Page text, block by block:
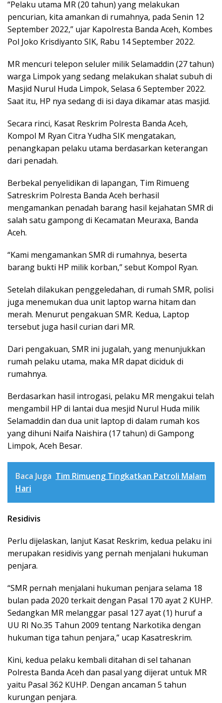
“Pelaku utama MR (20 tahun) yang melakukan
pencurian, kita amankan di rumahnya, pada Senin 12
September 2022,” ujar Kapolresta Banda Aceh, Kombes
Pol Joko Krisdiyanto SIK, Rabu 14 September 2022.
MR mencuri telepon seluler milik Selamaddin (27 tahun)
warga Limpok yang sedang melakukan shalat subuh di
Masjid Nurul Huda Limpok, Selasa 6 September 2022.
Saat itu, HP nya sedang di isi daya dikamar atas masjid.
Secara rinci, Kasat Reskrim Polresta Banda Aceh,
Kompol M Ryan Citra Yudha SIK mengatakan,
penangkapan pelaku utama berdasarkan keterangan
dari penadah.
Berbekal penyelidikan di lapangan, Tim Rimueng
Satreskrim Polresta Banda Aceh berhasil
mengamankan penadah barang hasil kejahatan SMR di
salah satu gampong di Kecamatan Meuraxa, Banda
Aceh.
“Kami mengamankan SMR di rumahnya, beserta
barang bukti HP milik korban,” sebut Kompol Ryan.
Setelah dilakukan penggeledahan, di rumah SMR, polisi
juga menemukan dua unit laptop warna hitam dan
merah. Menurut pengakuan SMR. Kedua, Laptop
tersebut juga hasil curian dari MR.
Dari pengakuan, SMR ini jugalah, yang menunjukkan
rumah pelaku utama, maka MR dapat diciduk di
rumahnya.
Berdasarkan hasil introgasi, pelaku MR mengakui telah
mengambil HP di lantai dua mesjid Nurul Huda milik
Selamaddin dan dua unit laptop di dalam rumah kos
yang dihuni Naifa Naishira (17 tahun) di Gampong
Limpok, Aceh Besar.
Baca Juga Tim Rimueng Tingkatkan Patroli Malam
Hari
Residivis
Perlu dijelaskan, lanjut Kasat Reskrim, kedua pelaku ini
merupakan residivis yang pernah menjalani hukuman
penjara.
“SMR pernah menjalani hukuman penjara selama 18
bulan pada 2020 terkait dengan Pasal 170 ayat 2 KUHP.
Sedangkan MR melanggar pasal 127 ayat (1) huruf a
UU RI No.35 Tahun 2009 tentang Narkotika dengan
hukuman tiga tahun penjara,” ucap Kasatreskrim.
Kini, kedua pelaku kembali ditahan di sel tahanan
Polresta Banda Aceh dan pasal yang dijerat untuk MR
yaitu Pasal 362 KUHP. Dengan ancaman 5 tahun
kurungan penjara.